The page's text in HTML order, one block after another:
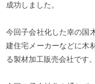
成功しました。
今回子会社化した幸の国
建住宅メーカーなどに木
る製材加工販売会社です。